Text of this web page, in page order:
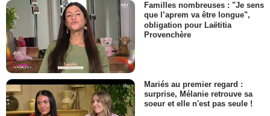
Familles nombreuses : "Je sens
que l’aprem va être longue",
obligation pour Laëtitia
Provenchère
Mariés au premier regard :
surprise, Mélanie retrouve sa
soeur et elle n'est pas seule !